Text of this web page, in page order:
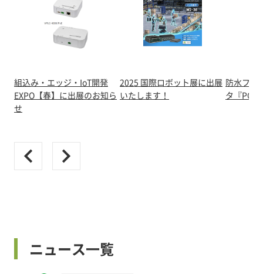
組込み・エッジ・IoT開発
EXPO【春】に出展のお知ら
せ
2025 国際ロボット展に出展
いたします！
防水ファ
タ『
ニュース一覧